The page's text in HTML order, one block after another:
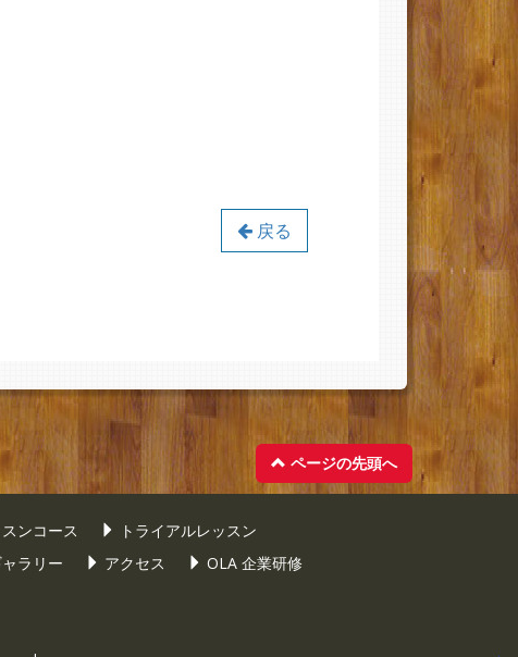
戻る
ページの先頭へ
ンコース
トライアルレッスン
ラリー アクセス OLA 企業研修